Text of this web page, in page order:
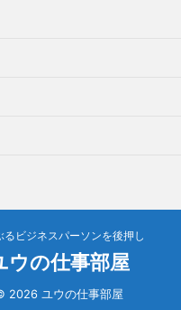
るビジネスパーソンを後押し
ウの仕事部屋
2026 ユウの仕事部屋